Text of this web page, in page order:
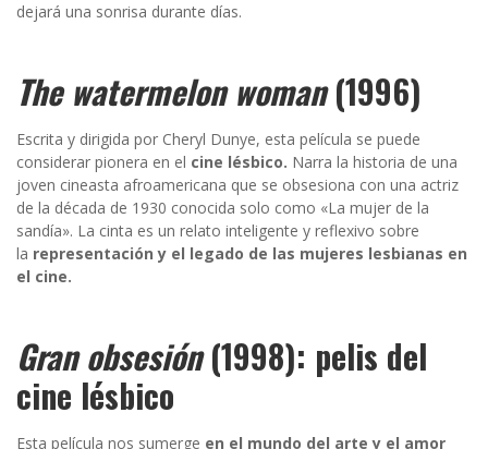
dejará una sonrisa durante días.
The watermelon woman(1996)
Escrita y dirigida por Cheryl Dunye, esta película se puede
considerar pionera en el cine lésbico. Narra la historia de una
joven cineasta afroamericana que se obsesiona con una actriz
de la década de 1930 conocida solo como «La mujer de la
sandía». La cinta es un relato inteligente y reflexivo sobre
la representación y el legado de las mujeres lesbianas en
el cine.
Gran obsesión(1998): pelis del
cine lésbico
Esta película nos sumerge en el mundo del arte y el amor